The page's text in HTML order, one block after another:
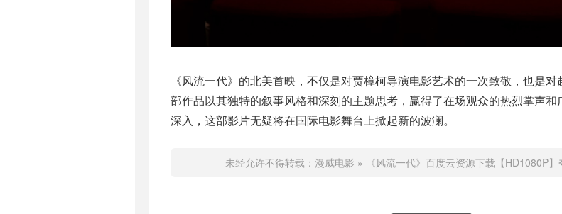
《风流一代》的北美首映，不仅是对贾樟柯导演电影艺术的一次致敬，也是
部作品以其独特的叙事风格和深刻的主题思考，赢得了在场观众的热烈掌声
深入，这部影片无疑将在国际电影舞台上掀起新的波澜。
未经允许不得转载： 漫威电影 » 《风流一代》百度云资源下载【HD1080P